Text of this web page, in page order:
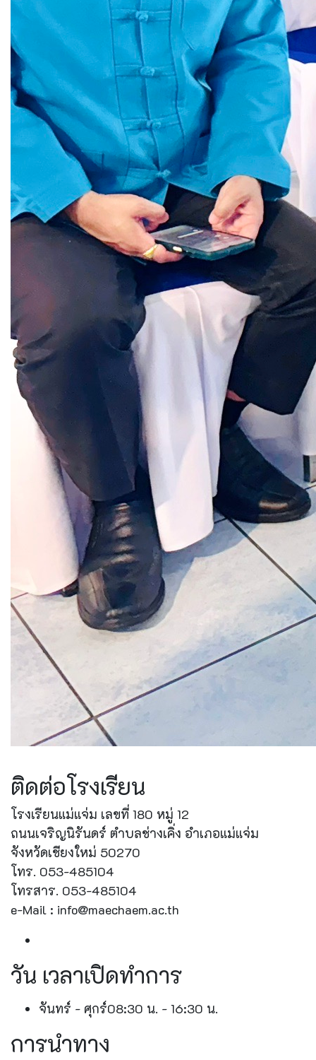
ติดต่อโรงเรียน
โรงเรียนแม่แจ่ม เลขที่ 180 หมู่ 12
ถนนเจริญนิรันดร์ ตำบลช่างเคิ่ง อำเภอแม่แจ่ม
จังหวัดเชียงใหม่ 50270
โทร. 053-485104
โทรสาร. 053-485104
e-Mail : info@maechaem.ac.th
วัน เวลาเปิดทำการ
จันทร์ - ศุกร์08:30 น. - 16:30 น.
การนำทาง